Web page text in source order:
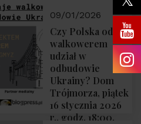
Zapraszamy!
09/01/2026
Czy Polska oddaje
walkowerem
udział w
odbudowie
Ukrainy? Dom
Trójmorza, piątek
16 stycznia 2026
r., godz. 18:00.